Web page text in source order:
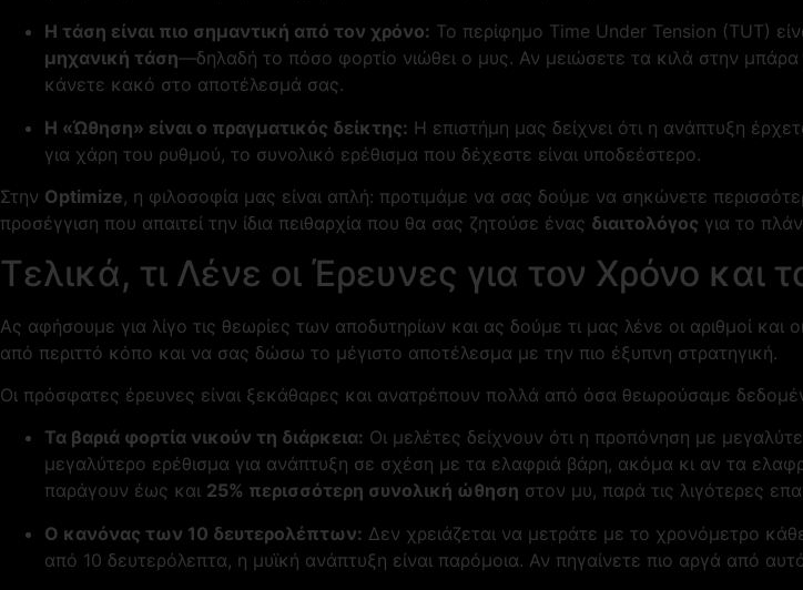
Η τάση είναι πιο σημαντική από τον χρόνο: Το περίφημο Time Under Tension (TUT)
μηχανική τάση—δηλαδή το πόσο φορτίο νιώθει ο μυς. Αν μειώσετε τα κιλά στην
κάνετε κακό στο αποτέλεσμά σας.
Η «Ώθηση» είναι ο πραγματικός δείκτης: Η επιστήμη μας δείχνει ότι η ανάπτυξη
για χάρη του ρυθμού, το συνολικό ερέθισμα που δέχεστε είναι υποδεέστερο.
Στην Optimize, η φιλοσοφία μας είναι απλή: προτιμάμε να σας δούμε να σηκώνετε
προσέγγιση που απαιτεί την ίδια πειθαρχία που θα σας ζητούσε ένας διαιτολόγος για το
Τελικά, τι Λένε οι Έρευνες για τον Χρόνο και
Ας αφήσουμε για λίγο τις θεωρίες των αποδυτηρίων και ας δούμε τι μας λένε οι αριθμοί και
από περιττό κόπο και να σας δώσω το μέγιστο αποτέλεσμα με την πιο έξυπνη στρατηγική.
Οι πρόσφατες έρευνες είναι ξεκάθαρες και ανατρέπουν πολλά από όσα θεωρούσαμε
Τα βαριά φορτία νικούν τη διάρκεια: Οι μελέτες δείχνουν ότι η προπόνηση με
μεγαλύτερο ερέθισμα για ανάπτυξη σε σχέση με τα ελαφριά βάρη, ακόμα κι αν τα
παράγουν έως και 25% περισσότερη συνολική ώθηση στον μυ, παρά τις λιγότερες
Ο κανόνας των 10 δευτερολέπτων: Δεν χρειάζεται να μετράτε με το χρονόμετρο
από 10 δευτερόλεπτα, η μυϊκή ανάπτυξη είναι παρόμοια. Αν πηγαίνετε πιο αργά από